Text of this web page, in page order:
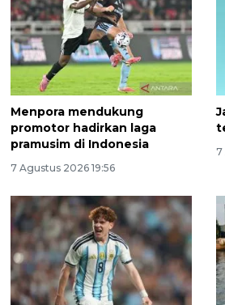
Menpora mendukung
promotor hadirkan laga
pramusim di Indonesia
7 Agustus 2026 19:56
7
2026-08-08